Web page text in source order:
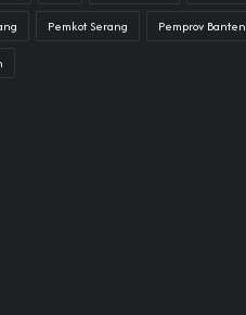
Pemkot Serang Pemprov Banten